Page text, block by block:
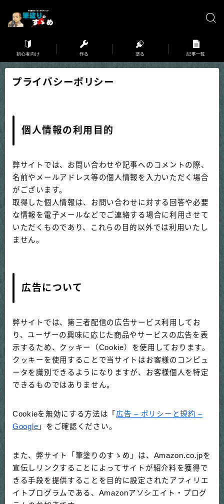
初心者向け 作る 塗る 記事一覧
プライバシーポリシー
個人情報の利用目的
弊サイトでは、お問い合わせや記事へのコメントの際、
名前やメールアドレス等の個人情報を入力いただく場合
がございます。
取得した個人情報は、お問い合わせに対する回答や必要
な情報を電子メールなどでご連絡する場合に利用させて
いただくものであり、これらの目的以外では利用いたし
ません。
広告について
弊サイトでは、第三者配信の広告サービス利用してお
り、ユーザーの興味に応じた商品やサービスの広告を表
示するため、クッキー（Cookie）を使用しております。
クッキーを使用することで当サイトはお客様のコンピュ
ータを識別できるようになりますが、お客様個人を特定
できるものではありません。
Cookieを無効にする方法は「 広告 – ポリシーと規約 –
Google 」をご確認ください。
また、弊サイト「筆塗りのすゝめ」は、Amazon.co.jpを
宣伝しリンクすることによってサイトが紹介料を獲得で
きる手段を提供することを目的に設定されたアフィリエ
イトプログラムである、Amazonアソシエイト・プログ